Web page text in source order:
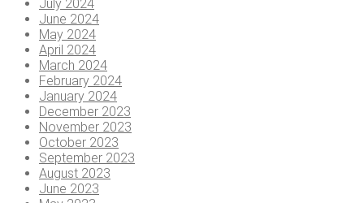
July 2024
June 2024
May 2024
April 2024
March 2024
February 2024
January 2024
December 2023
November 2023
October 2023
September 2023
August 2023
June 2023